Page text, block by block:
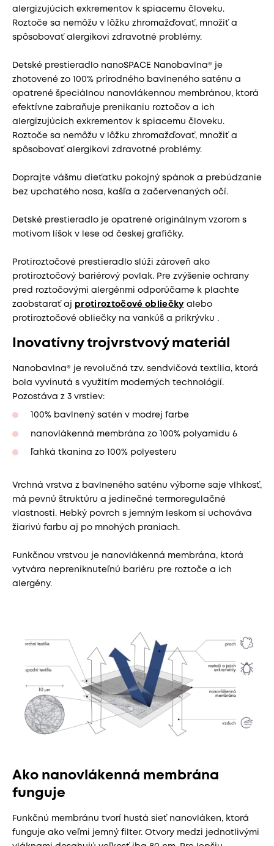
alergizujúcich exkrementov k spiacemu človeku.
Roztoče sa nemôžu v lôžku zhromažďovať, množiť a
spôsobovať alergikovi zdravotné problémy.
Detské prestieradlo nanoSPACE Nanobavlna® je
zhotovené zo 100% prírodného bavlneného saténu a
opatrené špeciálnou nanovlákennou membránou, ktorá
efektívne zabraňuje prenikaniu roztočov a ich
alergizujúcich exkrementov k spiacemu človeku.
Roztoče sa nemôžu v lôžku zhromažďovať, množiť a
spôsobovať alergikovi zdravotné problémy.
Doprajte vášmu dieťatku pokojný spánok a prebúdzanie
bez upchatého nosa, kašľa a začervenaných očí.
Detské prestieradlo je opatrené originálnym vzorom s
motívom líšok v lese od českej grafičky.
Protiroztočové prestieradlo slúži zároveň ako
protiroztočový bariérový povlak. Pre zvýšenie ochrany
pred roztočovými alergénmi odporúčame k plachte
zaobstarať aj protiroztočové obliečkyalebo
protiroztočové obliečky na vankúš a prikrývku .
Inovatívny trojvrstvový materiál
Nanobavlna® je revolučná tzv. sendvičová textília, ktorá
bola vyvinutá s využitím moderných technológií.
Pozostáva z 3 vrstiev:
100% bavlnený satén v modrej farbe
nanovlákenná membrána zo 100% polyamidu 6
ľahká tkanina zo 100% polyesteru
Vrchná vrstva z bavlneného saténu výborne saje vlhkosť,
má pevnú štruktúru a jedinečné termoregulačné
vlastnosti. Hebký povrch s jemným leskom si uchováva
žiarivú farbu aj po mnohých praniach.
Funkčnou vrstvou je nanovlákenná membrána, ktorá
vytvára nepreniknuteľnú bariéru pre roztoče a ich
alergény.
Ako nanovlákenná membrána
funguje
Funkčnú membránu tvorí hustá sieť nanovláken, ktorá
funguje ako veľmi jemný filter. Otvory medzi jednotlivými